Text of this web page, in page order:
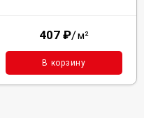
407 ₽/м²
В корзину